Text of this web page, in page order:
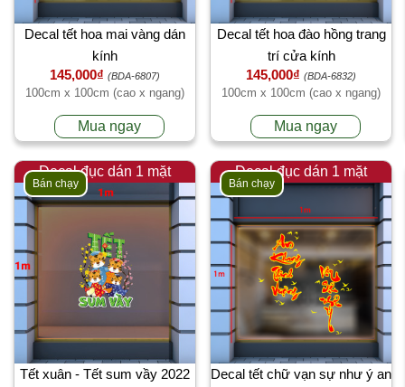
Decal tết hoa mai vàng dán
kính
145,000₫ (BDA-6807)
100cm x 100cm (cao x ngang)
Mua ngay
Decal tết hoa đào hồng trang
trí cửa kính
145,000₫ (BDA-6832)
100cm x 100cm (cao x ngang)
Mua ngay
Decal đục dán 1 mặt
Bán chạy
Tết xuân - Tết sum vầy 2022
Decal đục dán 1 mặt
Bán chạy
Decal tết chữ vạn sự như ý an